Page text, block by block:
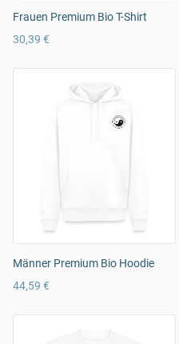
Frauen Premium Bio T-Shirt
30,39 €
Männer Premium Bio Hoodie
44,59 €